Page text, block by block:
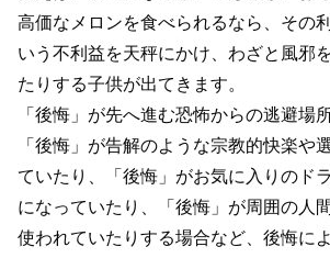
高価なメロンを食べられるなら、その
いう不利益を天秤にかけ、わざと風邪
たりする子供が出てきます。
「後悔」が先へ進む恐怖からの逃避場
「後悔」が告解のような宗教的快楽や
ていたり、「後悔」がお気に入りのド
になっていたり、「後悔」が周囲の人
使われていたりする場合など、後悔に